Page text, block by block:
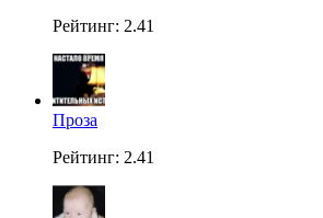
Рейтинг: 2.41
Проза
Рейтинг: 2.41